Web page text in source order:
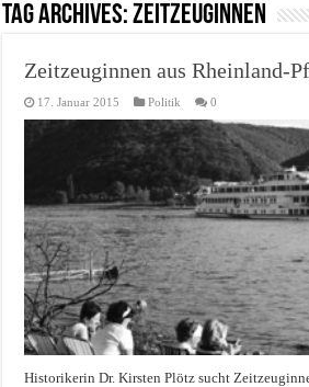
Tag Archives:Zeitzeuginnen
Zeitzeuginnen aus Rheinland-
17. Januar 2015 Politik 0
Historikerin Dr. Kirsten Plötz sucht